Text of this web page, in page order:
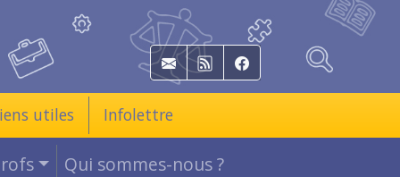
E-mail RSS Facebook
utiles Infolettre
Qui sommes-nous ?